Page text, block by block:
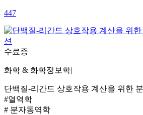
447
수료증
화학 & 화학정보학|
단백질-리간드 상호작용 계산을 위한
#열역학
# 분자동역학